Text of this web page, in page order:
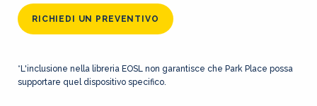
RICHIEDI UN PREVENTIVO
*L'inclusione nella libreria EOSL non garantisce che Park Place possa
supportare quel dispositivo specifico.